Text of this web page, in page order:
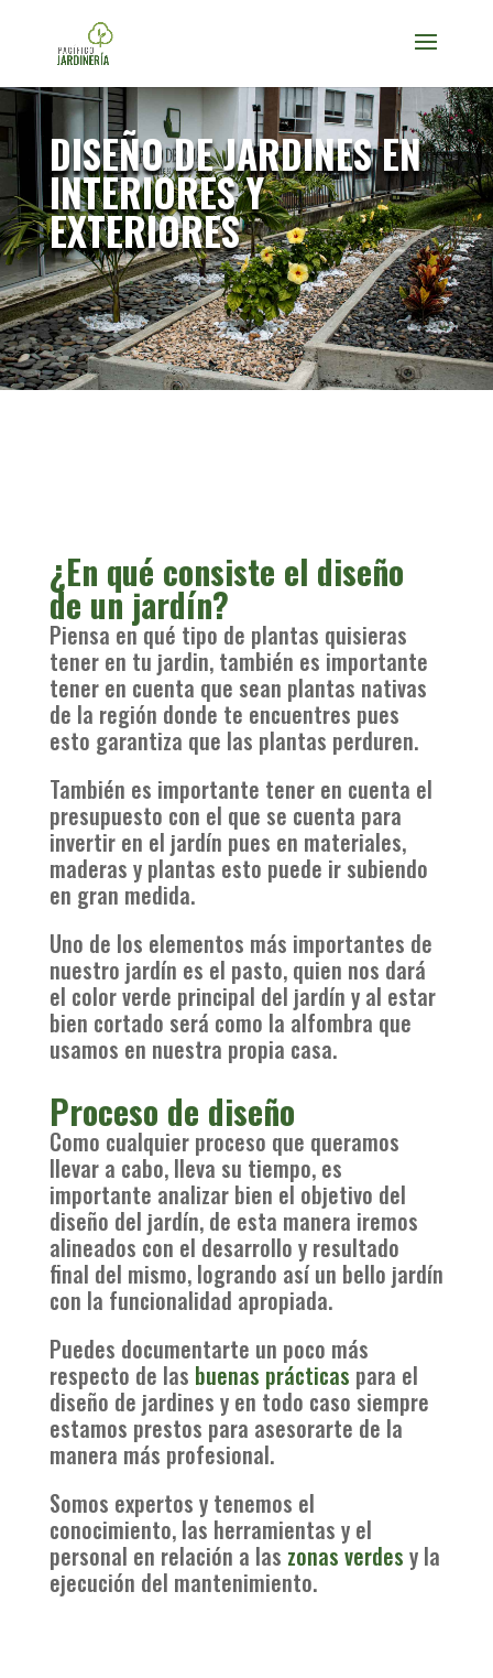
DISEÑO DE JARDINES EN
INTERIORES Y
EXTERIORES
¿En qué consiste el diseño
de un jardín?
Piensa en qué tipo de plantas quisieras
tener en tu jardin, también es importante
tener en cuenta que sean plantas nativas
de la región donde te encuentres pues
esto garantiza que las plantas perduren.
También es importante tener en cuenta el
presupuesto con el que se cuenta para
invertir en el jardín pues en materiales,
maderas y plantas esto puede ir subiendo
en gran medida.
Uno de los elementos más importantes de
nuestro jardín es el pasto, quien nos dará
el color verde principal del jardín y al estar
bien cortado será como la alfombra que
usamos en nuestra propia casa.
Proceso de diseño
Como cualquier proceso que queramos
llevar a cabo, lleva su tiempo, es
importante analizar bien el objetivo del
diseño del jardín, de esta manera iremos
alineados con el desarrollo y resultado
final del mismo, logrando así un bello jardín
con la funcionalidad apropiada.
Puedes documentarte un poco más
respecto de las buenas prácticas para el
diseño de jardines y en todo caso siempre
estamos prestos para asesorarte de la
manera más profesional.
Somos expertos y tenemos el
conocimiento, las herramientas y el
personal en relación a las zonas verdes y la
ejecución del mantenimiento.